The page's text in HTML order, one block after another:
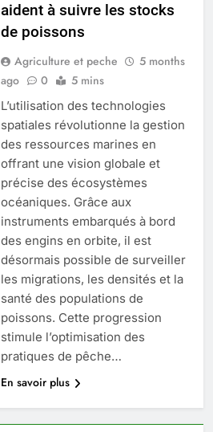
aident à suivre les stocks
de poissons
Agriculture et peche
5 months
ago
0 5 mins
L’utilisation des technologies
spatiales révolutionne la gestion
des ressources marines en
offrant une vision globale et
précise des écosystèmes
océaniques. Grâce aux
instruments embarqués à bord
des engins en orbite, il est
désormais possible de surveiller
les migrations, les densités et la
santé des populations de
poissons. Cette progression
stimule l’optimisation des
pratiques de pêche…
En savoir plus